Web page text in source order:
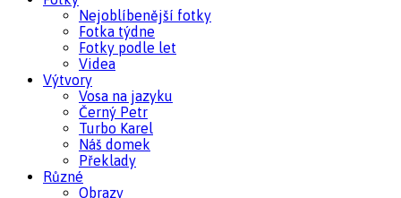
Nejoblíbenější fotky
Fotka týdne
Fotky podle let
Videa
Výtvory
Vosa na jazyku
Černý Petr
Turbo Karel
Náš domek
Překlady
Různé
Obrazy